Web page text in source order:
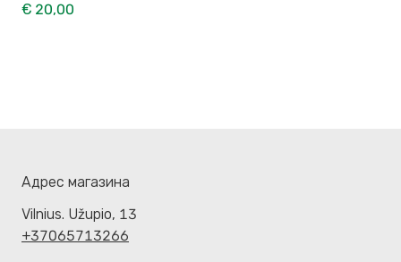
€ 20,00
Адрес магазина
Vilnius. Užupio, 13
+37065713266